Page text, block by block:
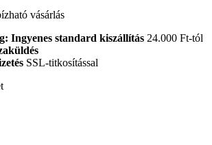
vásárlás
Ingyenes standard kiszállítás 24.000 Ft-tól
SSL-titkosítással